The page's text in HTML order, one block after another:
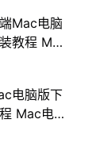
Mac电脑
教程 Mac
电脑版下
Mac电脑